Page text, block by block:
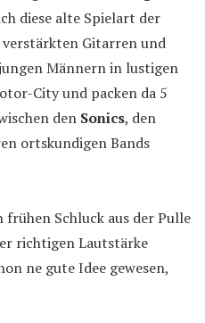
diese alte Spielart der
Gitarren und
Männern in lustigen
City und packen da 5
den Sonics, den
ortskundigen Bands
frühen Schluck aus der Pulle
richtigen Lautstärke
ne gute Idee gewesen,